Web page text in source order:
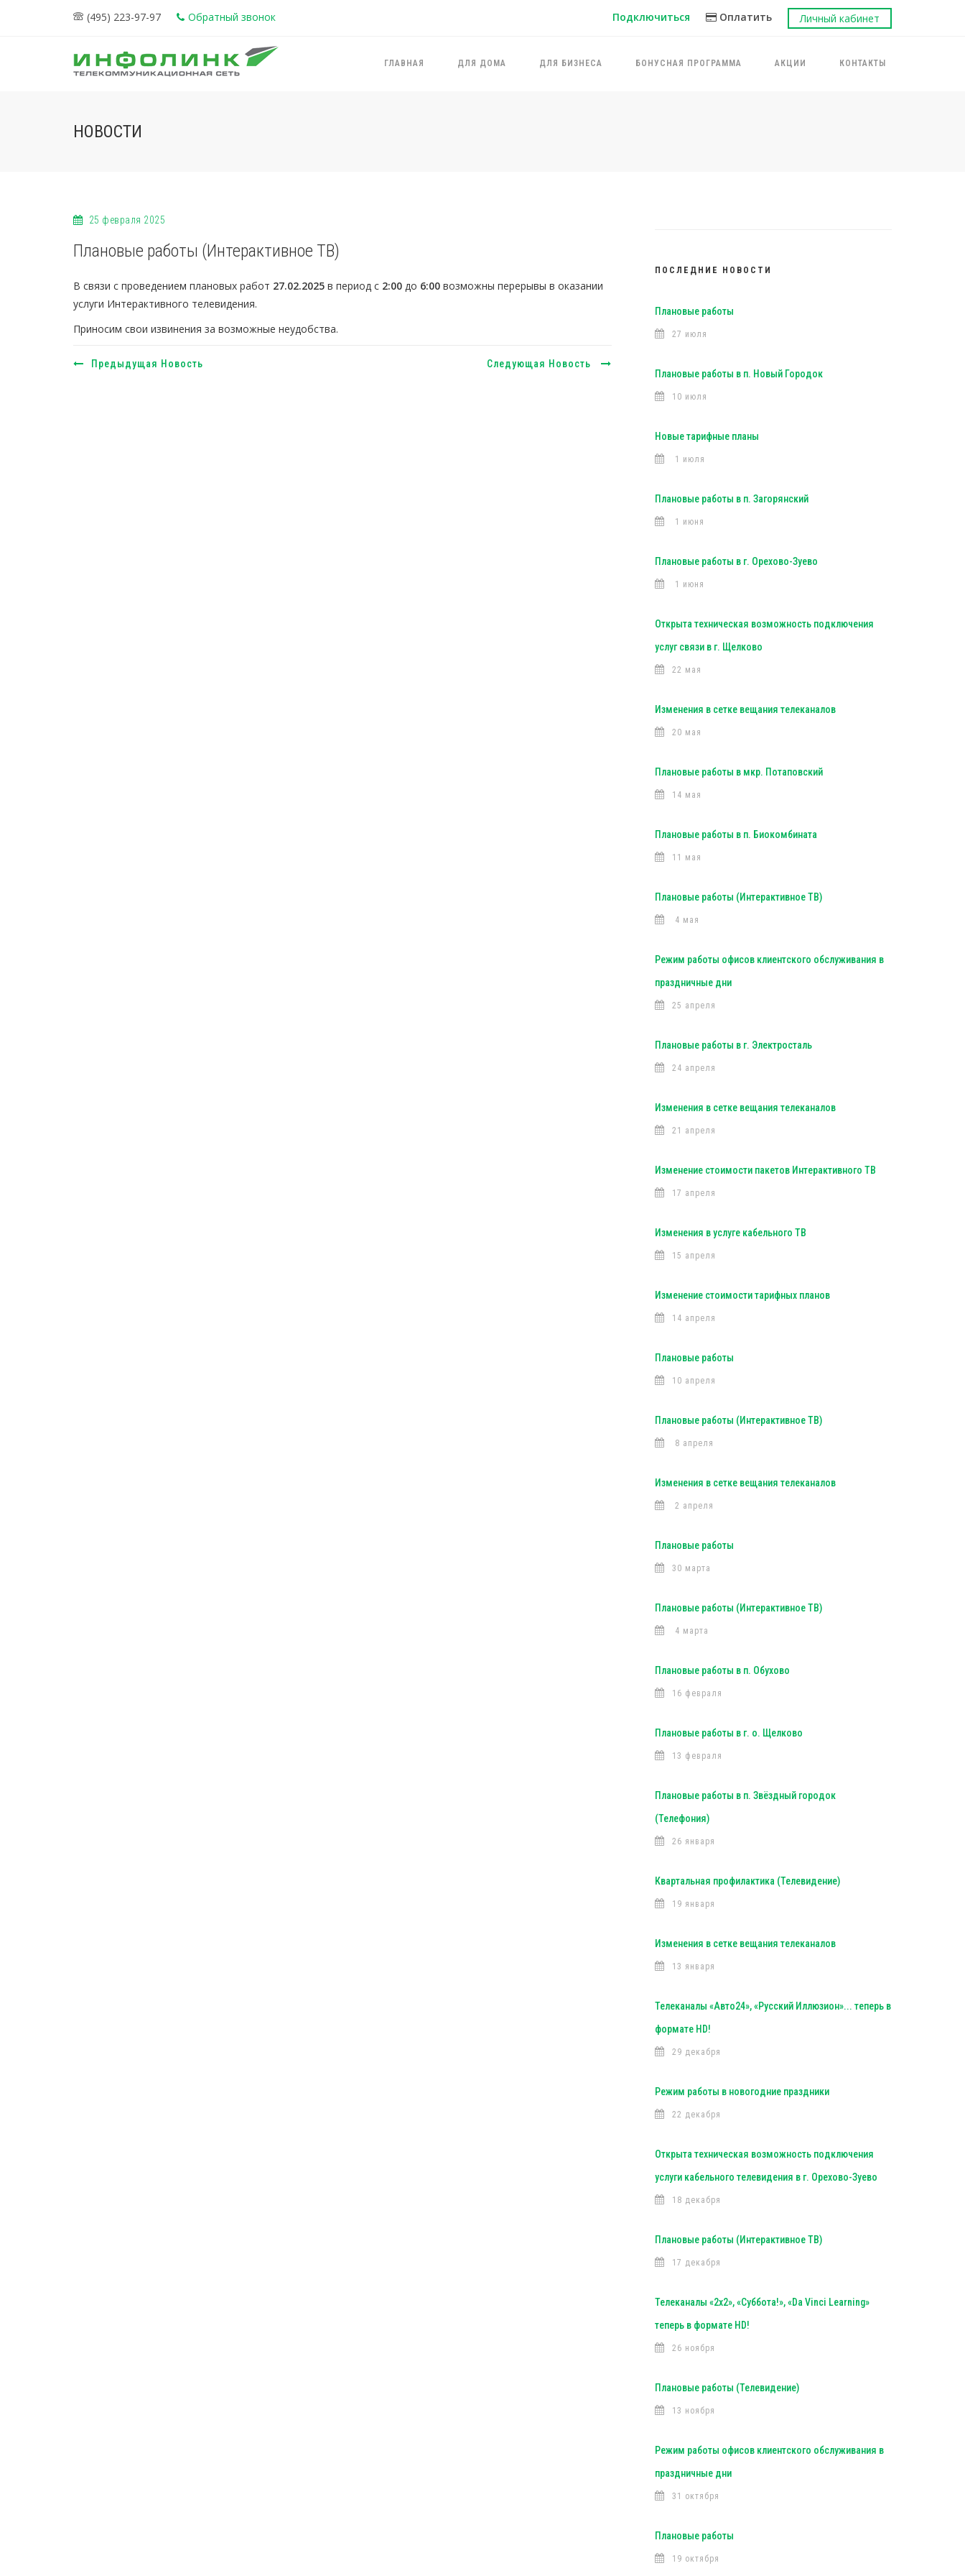
(495) 223-97-97 Обратный звонок Подключиться Оплатить Личный кабинет
ГЛАВНАЯ ДЛЯ ДОМА ДЛЯ БИЗНЕСА БОНУСНАЯ ПРОГРАММА АКЦИИ КОНТАКТЫ
НОВОСТИ
25 февраля 2025
Плановые работы (Интерактивное ТВ)
В связи с проведением плановых работ 27.02.2025 в период с 2:00 до 6:00 возможны перерывы в оказании
услуги Интерактивного телевидения.
Приносим свои извинения за возможные неудобства.
Предыдущая Новость Следующая Новость
ПОСЛЕДНИЕ НОВОСТИ
Плановые работы
27 июля
Плановые работы в п. Новый Городок
10 июля
Новые тарифные планы
1 июля
Плановые работы в п. Загорянский
1 июня
Плановые работы в г. Орехово-Зуево
1 июня
Открыта техническая возможность подключения
услуг связи в г. Щелково
22 мая
Изменения в сетке вещания телеканалов
20 мая
Плановые работы в мкр. Потаповский
14 мая
Плановые работы в п. Биокомбината
11 мая
Плановые работы (Интерактивное ТВ)
4 мая
Режим работы офисов клиентского обслуживания в
праздничные дни
25 апреля
Плановые работы в г. Электросталь
24 апреля
Изменения в сетке вещания телеканалов
21 апреля
Изменение стоимости пакетов Интерактивного ТВ
17 апреля
Изменения в услуге кабельного ТВ
15 апреля
Изменение стоимости тарифных планов
14 апреля
Плановые работы
10 апреля
Плановые работы (Интерактивное ТВ)
8 апреля
Изменения в сетке вещания телеканалов
2 апреля
Плановые работы
30 марта
Плановые работы (Интерактивное ТВ)
4 марта
Плановые работы в п. Обухово
16 февраля
Плановые работы в г. о. Щелково
13 февраля
Плановые работы в п. Звёздный городок
(Телефония)
26 января
Квартальная профилактика (Телевидение)
19 января
Изменения в сетке вещания телеканалов
13 января
Телеканалы «Авто24», «Русский Иллюзион»... теперь в
формате HD!
29 декабря
Режим работы в новогодние праздники
22 декабря
Открыта техническая возможность подключения
услуги кабельного телевидения в г. Орехово-Зуево
18 декабря
Плановые работы (Интерактивное ТВ)
17 декабря
Телеканалы «2х2», «Суббота!», «Da Vinci Learning»
теперь в формате HD!
26 ноября
Плановые работы (Телевидение)
13 ноября
Режим работы офисов клиентского обслуживания в
праздничные дни
31 октября
Плановые работы
19 октября